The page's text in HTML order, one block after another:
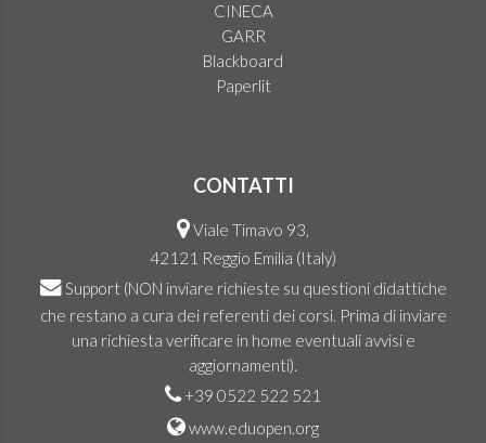
CINECA
GARR
Blackboard
Paperlit
CONTATTI
Viale Timavo 93,
42121 Reggio Emilia (Italy)
Support (NON inviare richieste su questioni didattiche
che restano a cura dei referenti dei corsi. Prima di inviare
una richiesta verificare in home eventuali avvisi e
aggiornamenti).
+39 0522 522 521
www.eduopen.org